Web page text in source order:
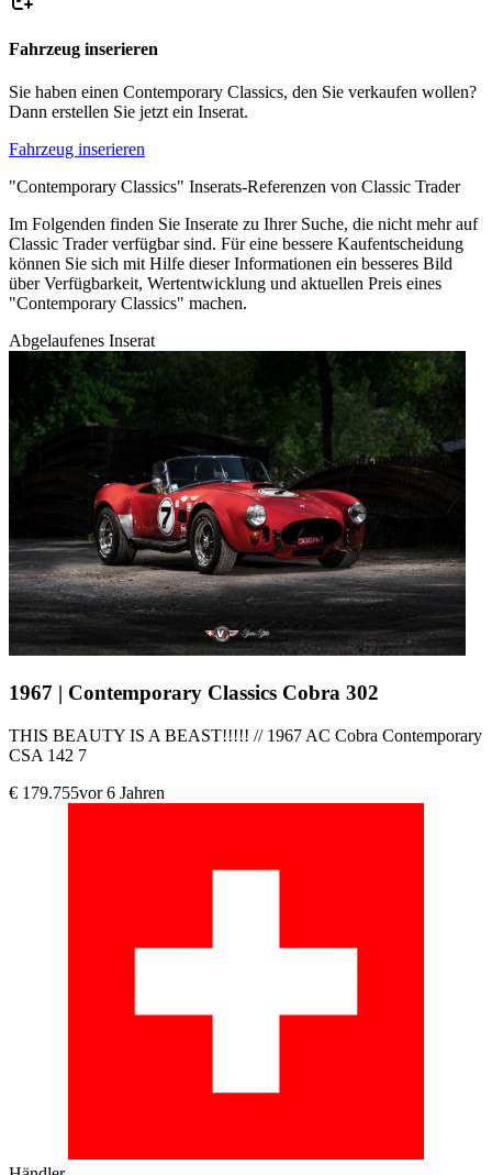
Fahrzeug inserieren
Sie haben einen Contemporary Classics, den Sie verkaufen wollen?
Dann erstellen Sie jetzt ein Inserat.
Fahrzeug inserieren
"Contemporary Classics" Inserats-Referenzen von Classic Trader
Im Folgenden finden Sie Inserate zu Ihrer Suche, die nicht mehr auf
Classic Trader verfügbar sind. Für eine bessere Kaufentscheidung
können Sie sich mit Hilfe dieser Informationen ein besseres Bild
über Verfügbarkeit, Wertentwicklung und aktuellen Preis eines
"Contemporary Classics" machen.
Abgelaufenes Inserat
1967 | Contemporary Classics Cobra 302
THIS BEAUTY IS A BEAST!!!!! // 1967 AC Cobra Contemporary
CSA 142 7
€ 179.755vor 6 Jahren